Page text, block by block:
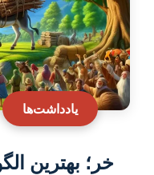
یادداشت‌ها
خر؛ بهترین